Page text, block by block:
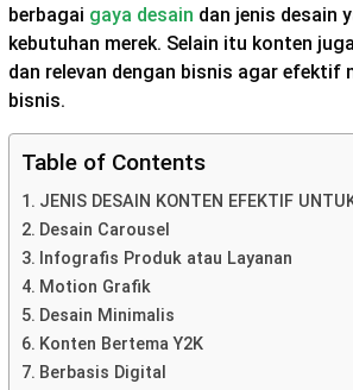
berbagai gaya desain dan jenis desain
kebutuhan merek. Selain itu konten
dan relevan dengan bisnis agar efektif
bisnis.
Table of Contents
JENIS DESAIN KONTEN EFEKTIF
Desain Carousel
Infografis Produk atau Layanan
Motion Grafik
Desain Minimalis
Konten Bertema Y2K
Berbasis Digital